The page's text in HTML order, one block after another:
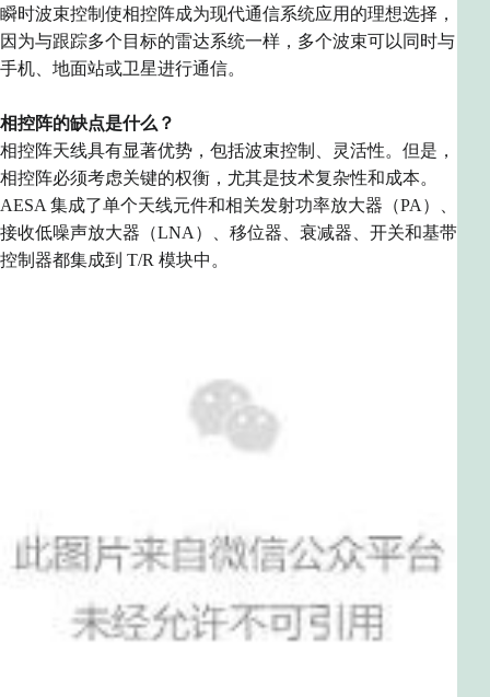
瞬时波束控制使相控阵成为现代通信系统应用的理想选择，
因为与跟踪多个目标的雷达系统一样，多个波束可以同时与
手机、地面站或卫星进行通信。
相控阵的缺点是什么？
相控阵天线具有显著优势，包括波束控制、灵活性。但是，
相控阵必须考虑关键的权衡，尤其是技术复杂性和成本。
AESA 集成了单个天线元件和相关发射功率放大器（PA）、
接收低噪声放大器（LNA）、移位器、衰减器、 开关和基带
控制器都集成到 T/R 模块中。